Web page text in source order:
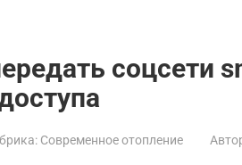
соцсети
Современное отопление